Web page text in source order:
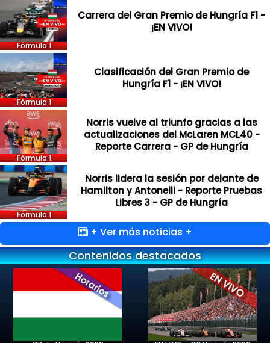
Fórmula 1
Carrera del Gran Premio de Hungría F1 -
¡EN VIVO!
Fórmula 1
Clasificación del Gran Premio de
Hungría F1 - ¡EN VIVO!
Fórmula 1
Norris vuelve al triunfo gracias a las
actualizaciones del McLaren MCL40 -
Reporte Carrera - GP de Hungría
Fórmula 1
Norris lidera la sesión por delante de
Hamilton y Antonelli - Reporte Pruebas
Libres 3 - GP de Hungría
+ Ver más noticias +
Contenidos destacados